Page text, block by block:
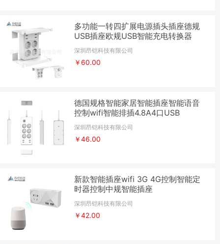
多功能一转四扩展电源插头插座德规
USB插座欧规USB智能充电转换器
深圳昂铠科技有限公司
￥60.00
德国规格智能家居智能插座智能语音
控制wifi智能排插4.8A4口USB
深圳昂铠科技有限公司
￥46.00
新款智能插座wifi 3G 4G控制智能定
时器控制中规智能插座
深圳昂铠科技有限公司
￥42.00